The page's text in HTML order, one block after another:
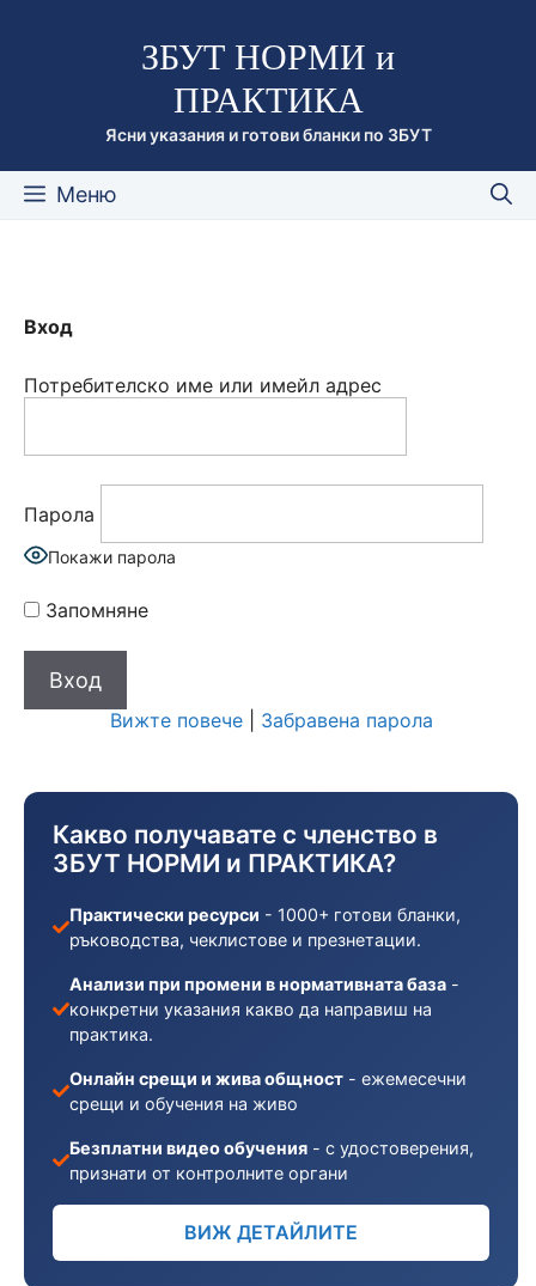
съдържаниетоЗБУТ НОРМИ и
ПРАКТИКА
Ясни указания и готови бланки по ЗБУТ
Меню
Вход
Потребителско име или имейл адрес
Парола
Покажи парола
Запомняне
Вижте повече| Забравена парола
Какво получавате с членство в
ЗБУТ НОРМИ и ПРАКТИКА?
Практически ресурси - 1000+ готови бланки,
ръководства, чеклистове и презнетации.
Анализи при промени в нормативната база -
конкретни указания какво да направиш на
практика.
Онлайн срещи и жива общност - ежемесечни
срещи и обучения на живо
Безплатни видео обучения - с удостоверения,
признати от контролните органи
ВИЖ ДЕТАЙЛИТЕ